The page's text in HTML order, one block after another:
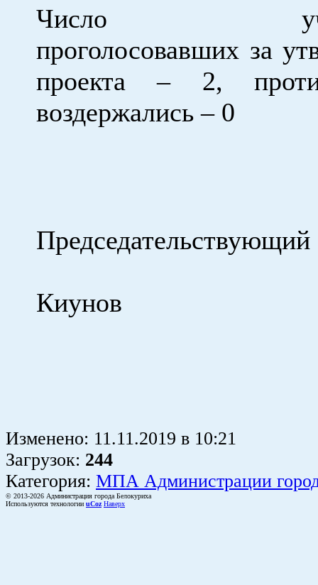
Число
проголосовавших за
проекта – 2,
воздержались – 0
Киунов
Изменено: 11.11.2019 в 10:21
Загрузок: 244
Категория: МПА Администрации
© 2013-2026 Администрация города Белокуриха
Используются технологии uCoz Наверх